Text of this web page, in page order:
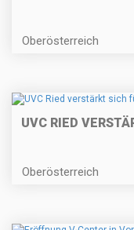
Oberösterreich
UVC RIED
Oberösterreich